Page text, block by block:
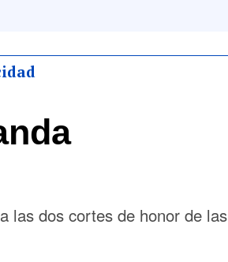
las dos cortes de honor de las